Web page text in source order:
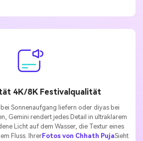
4K/8K Festivalqualität
Sonnenaufgang liefern oder diyas bei
Gemini rendert jedes Detail in ultraklarem
Licht auf dem Wasser, die Textur eines
Fluss. IhrerFotos von Chhath PujaSieht